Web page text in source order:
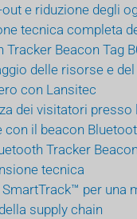
e riduzione degli
tecnica completa
Tracker Beacon Tag
delle risorse e
con Lansitec
dei visitatori presso
con il beacon
Tracker
tecnica
per una
supply chain